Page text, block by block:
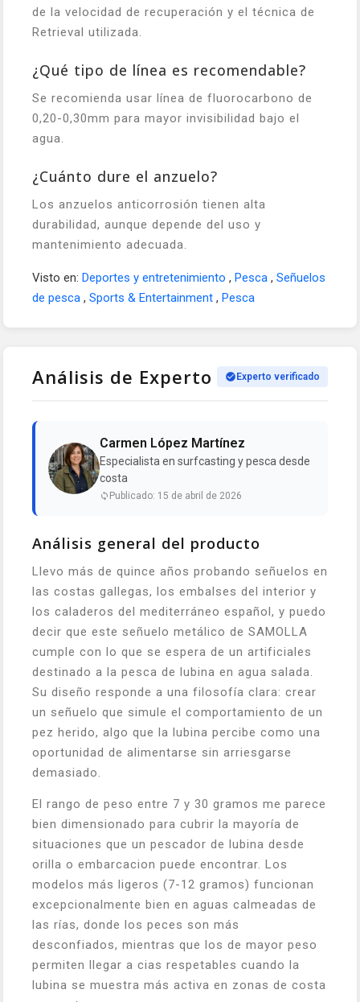
de la velocidad de recuperación y el técnica de
Retrieval utilizada.
¿Qué tipo de línea es recomendable?
Se recomienda usar línea de fluorocarbono de
0,20-0,30mm para mayor invisibilidad bajo el
agua.
¿Cuánto dure el anzuelo?
Los anzuelos anticorrosión tienen alta
durabilidad, aunque depende del uso y
mantenimiento adecuada.
Visto en: Deportes y entretenimiento , Pesca , Señuelos
de pesca , Sports & Entertainment , Pesca
Análisis de Experto Experto verificado
Carmen López Martínez
Especialista en surfcasting y pesca desde
costa
Publicado: 15 de abril de 2026
Análisis general del producto
Llevo más de quince años probando señuelos en
las costas gallegas, los embalses del interior y
los caladeros del mediterráneo español, y puedo
decir que este señuelo metálico de SAMOLLA
cumple con lo que se espera de un artificiales
destinado a la pesca de lubina en agua salada.
Su diseño responde a una filosofía clara: crear
un señuelo que simule el comportamiento de un
pez herido, algo que la lubina percibe como una
oportunidad de alimentarse sin arriesgarse
demasiado.
El rango de peso entre 7 y 30 gramos me parece
bien dimensionado para cubrir la mayoría de
situaciones que un pescador de lubina desde
orilla o embarcacion puede encontrar. Los
modelos más ligeros (7-12 gramos) funcionan
excepcionalmente bien en aguas calmeadas de
las rías, donde los peces son más
desconfiados, mientras que los de mayor peso
permiten llegar a cias respetables cuando la
lubina se muestra más activa en zonas de costa